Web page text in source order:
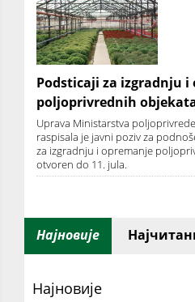
Podsticaji za izgradnju i
poljoprivrednih
Uprava Ministarstva
raspisala je javni poziv za
za izgradnju i opremanje
otvoren do 11. jula.
Најновије
Најновије